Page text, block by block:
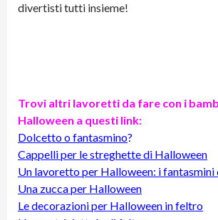
divertisti tutti insieme!
Trovi altri lavoretti da fare con i
Halloween a questi link:
Dolcetto o fantasmino?
Cappelli per le streghette di Halloween
Un lavoretto per Halloween: i
Una zucca per Halloween
Le decorazioni per Halloween in feltro